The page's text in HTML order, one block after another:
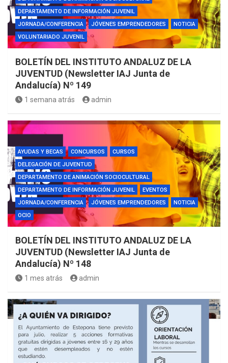
DEPARTAMENTO DE INFORMACIÓN JUVENIL
JORNADA/CONFERENCIA
JÓVENES EMPRENDEDORES
NOTICIA
VOLUNTARIADO JUVENIL
BOLETÍN DEL INSTITUTO ANDALUZ DE LA
JUVENTUD (Newsletter IAJ Junta de
Andalucía) Nº 149
1 semana atrás admin
AYUDAS Y BECAS CONCURSOS
CURSOS
DELEGACIÓN DE JUVENTUD
DEPARTAMENTO DE ANIMACIÓN SOCIOCULTURAL
DEPARTAMENTO DE INFORMACIÓN JUVENIL
EVENTOS
JORNADA/CONFERENCIA
JÓVENES EMPRENDEDORES
NOTICIA
OCIO
BOLETÍN DEL INSTITUTO ANDALUZ DE LA
JUVENTUD (Newsletter IAJ Junta de
Andalucía) Nº 148
1 mes atrás admin